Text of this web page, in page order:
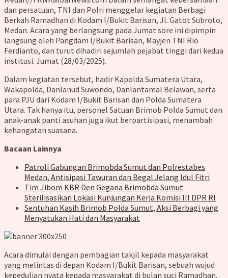
dan persatuan, TNI dan Polri menggelar kegiatan Berbagi
Berkah Ramadhan di Kodam I/Bukit Barisan, Jl. Gatot Subroto,
Medan. Acara yang berlangsung pada Jumat sore ini dipimpin
langsung oleh Pangdam I/Bukit Barisan, Mayjen TNI Rio
Ferdianto, dan turut dihadiri sejumlah pejabat tinggi dari kedua
institusi. Jumat (28/03/2025).
Dalam kegiatan tersebut, hadir Kapolda Sumatera Utara,
Wakapolda, Danlanud Suwondo, Danlantamal Belawan, serta
para PJU dari Kodam I/Bukit Barisan dan Polda Sumatera
Utara. Tak hanya itu, personel Satuan Brimob Polda Sumut dan
anak-anak panti asuhan juga ikut berpartisipasi, menambah
kehangatan suasana.
Bacaan Lainnya
Patroli Gabungan Brimobda Sumut dan Polrestabes
Medan, Antisipasi Tawuran dan Begal Jelang Idul Fitri
Tim Jibom KBR Den Gegana Brimobda Sumut
Sterilisasikan Lokasi Kunjungan Kerja Komisi III DPR RI
Sentuhan Kasih Brimob Polda Sumut, Aksi Berbagi yang
Menyatukan Hati dan Masyarakat
Acara dimulai dengan pembagian takjil kepada masyarakat
yang melintas di depan Kodam I/Bukit Barisan, sebuah wujud
kepedulian nyata kepada masyarakat di bulan suci Ramadhan.